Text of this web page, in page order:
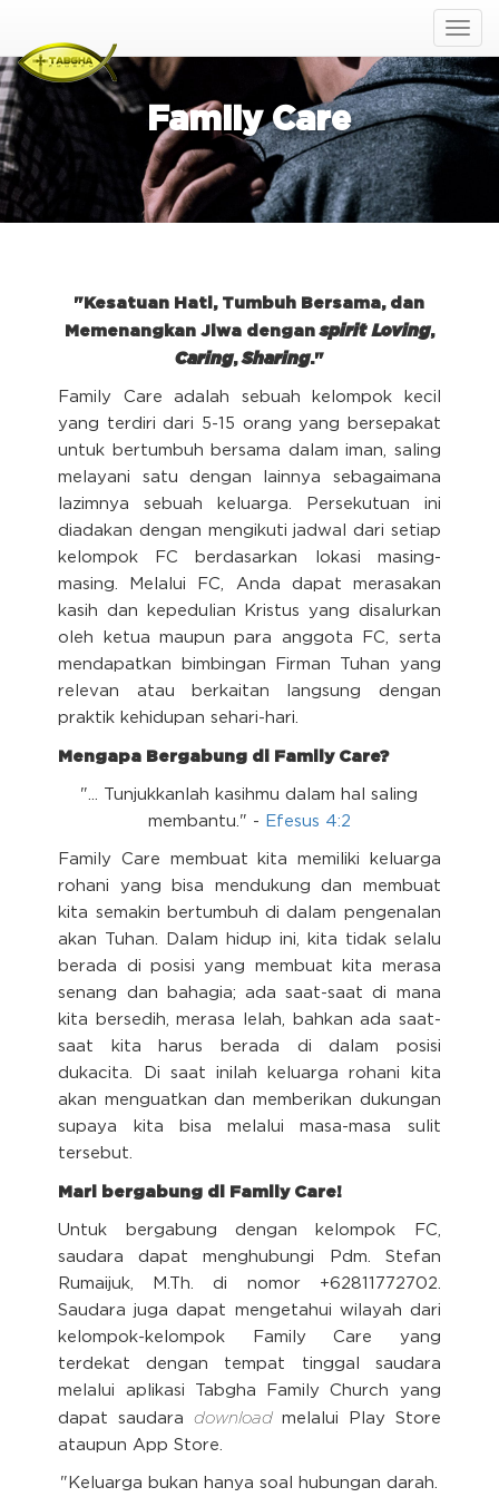
Family Care
"Kesatuan Hati, Tumbuh Bersama, dan
Memenangkan Jiwa denganspirit Loving,
Caring,Sharing."
Family Care adalah sebuah kelompok kecil
yang terdiri dari 5-15 orang yang bersepakat
untuk bertumbuh bersama dalam iman, saling
melayani satu dengan lainnya sebagaimana
lazimnya sebuah keluarga. Persekutuan ini
diadakan dengan mengikuti jadwal dari setiap
kelompok FC berdasarkan lokasi masing-
masing. Melalui FC, Anda dapat merasakan
kasih dan kepedulian Kristus yang disalurkan
oleh ketua maupun para anggota FC, serta
mendapatkan bimbingan Firman Tuhan yang
relevan atau berkaitan langsung dengan
praktik kehidupan sehari-hari.
Mengapa Bergabung di Family Care?
"... Tunjukkanlah kasihmu dalam hal saling
membantu." - Efesus 4:2
Family Care membuat kita memiliki keluarga
rohani yang bisa mendukung dan membuat
kita semakin bertumbuh di dalam pengenalan
akan Tuhan. Dalam hidup ini, kita tidak selalu
berada di posisi yang membuat kita merasa
senang dan bahagia; ada saat-saat di mana
kita bersedih, merasa lelah, bahkan ada saat-
saat kita harus berada di dalam posisi
dukacita. Di saat inilah keluarga rohani kita
akan menguatkan dan memberikan dukungan
supaya kita bisa melalui masa-masa sulit
tersebut.
Mari bergabung di Family Care!
Untuk bergabung dengan kelompok FC,
saudara dapat menghubungi Pdm. Stefan
Rumaijuk, M.Th. di nomor +62811772702.
Saudara juga dapat mengetahui wilayah dari
kelompok-kelompok Family Care yang
terdekat dengan tempat tinggal saudara
melalui aplikasi Tabgha Family Church yang
dapat saudaradownload melalui Play Store
ataupun App Store.
"Keluarga bukan hanya soal hubungan darah.